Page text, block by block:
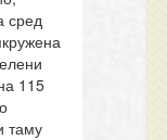
сред
115
таму